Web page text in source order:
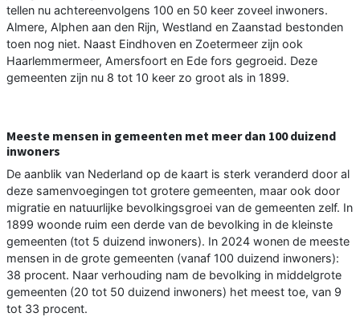
tellen nu achtereenvolgens 100 en 50 keer zoveel inwoners.
Almere, Alphen aan den Rijn, Westland en Zaanstad bestonden
toen nog niet. Naast Eindhoven en Zoetermeer zijn ook
Haarlemmermeer, Amersfoort en Ede fors gegroeid. Deze
gemeenten zijn nu 8 tot 10 keer zo groot als in 1899.
Meeste mensen in gemeenten met meer dan 100 duizend
inwoners
De aanblik van Nederland op de kaart is sterk veranderd door al
deze samenvoegingen tot grotere gemeenten, maar ook door
migratie en natuurlijke bevolkingsgroei van de gemeenten zelf. In
1899 woonde ruim een derde van de bevolking in de kleinste
gemeenten (tot 5 duizend inwoners). In 2024 wonen de meeste
mensen in de grote gemeenten (vanaf 100 duizend inwoners):
38 procent. Naar verhouding nam de bevolking in middelgrote
gemeenten (20 tot 50 duizend inwoners) het meest toe, van 9
tot 33 procent.